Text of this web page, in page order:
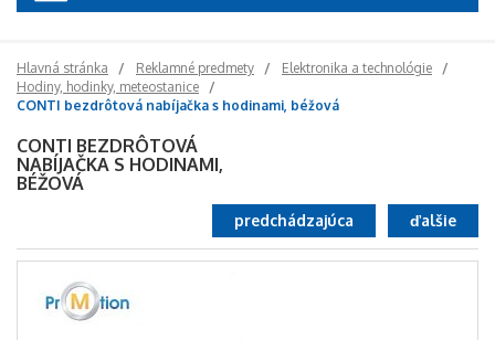
Hlavná stránka Reklamné predmety
Elektronika a technológie
Hodiny, hodinky, meteostanice
CONTI bezdrôtová nabíjačka s hodinami, béžová
CONTI BEZDRÔTOVÁ
NABÍJAČKA S HODINAMI,
BÉŽOVÁ
ďalšie
predchádzajúca